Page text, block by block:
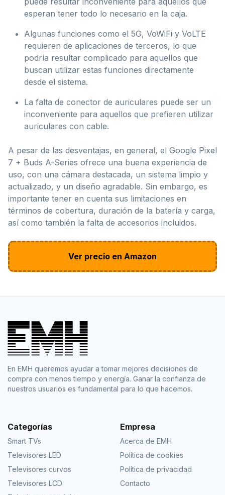
esperan tener todo lo necesario en la caja.
Algunas funciones como el 5G, VoWiFi y VoLTE
requieren de aplicaciones de terceros, lo que
podría resultar complicado para aquellos que
buscan utilizar estas funciones directamente
desde el sistema.
La falta de conector de auriculares puede ser un
inconveniente para aquellos que prefieren utilizar
auriculares con cable.
A pesar de las desventajas, en general, el Google Pixel
7 + Buds A-Series ofrece una buena experiencia de
uso, con una cámara destacada, un sistema limpio y
actualizado, y un diseño agradable. Sin embargo, es
importante tener en cuenta sus limitaciones en
términos de cobertura, duración de la batería y carga,
así como también la falta de accesorios incluidos.
Ver precio en Amazon
En EMH queremos ayudar a tomar mejores decisiones de
compra con menos tiempo y energía. Ganar la confianza de
nuestros usuarios es fundamental para lo que hacemos.
Categorías
Smart TVs
Televisores LED
Televisores curvos
Televisores LCD
Empresa
Acerca de EMH
Política de cookies
Política de privacidad
Contacto